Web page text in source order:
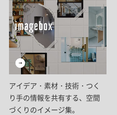
アイデア・素材・技術・つく
り手の情報を共有する、空間
づくりのイメージ集。